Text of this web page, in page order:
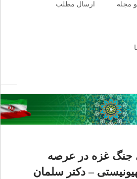
مجله ارسال مطلب
جنگ غزه در عرصه
– دکتر سلمان